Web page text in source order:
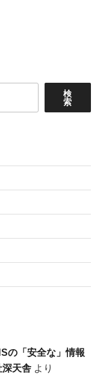
検
索
の「安全な」情報
天舎 より